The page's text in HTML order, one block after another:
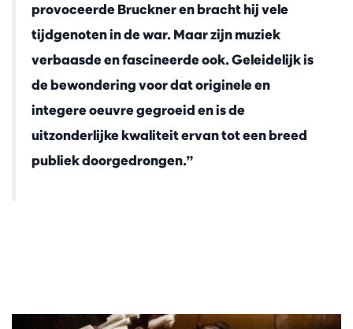
provoceerde Bruckner en bracht hij vele
tijdgenoten in de war. Maar zijn muziek
verbaasde en fascineerde ook. Geleidelijk is
de bewondering voor dat originele en
integere oeuvre gegroeid en is de
uitzonderlijke kwaliteit ervan tot een breed
publiek doorgedrongen.”